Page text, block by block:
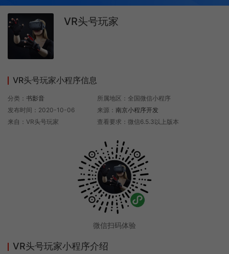
VR头号玩家
VR头号玩家小程序信息
分类： 书影音
发布时间：2020-10-06
来自：VR头号玩家
所属地区：全国微信小程序
来源： 南京小程序开发
查看要求：微信6.5.3以上版本
微信扫码体验
VR头号玩家小程序介绍